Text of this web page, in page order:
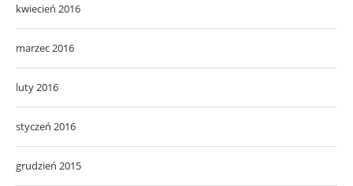
kwiecień 2016
marzec 2016
luty 2016
styczeń 2016
grudzień 2015